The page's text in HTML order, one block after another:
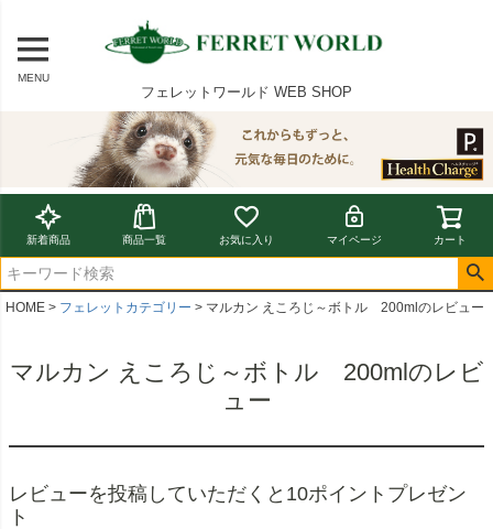
MENU
フェレットワールド WEB SHOP
新着商品 商品一覧 お気に入り マイページ カート
HOME フェレットカテゴリー マルカン えころじ～ボトル 200mlのレビュー
マルカン えころじ～ボトル 200mlのレビ
ュー
レビューを投稿していただくと10ポイントプレゼン
ト